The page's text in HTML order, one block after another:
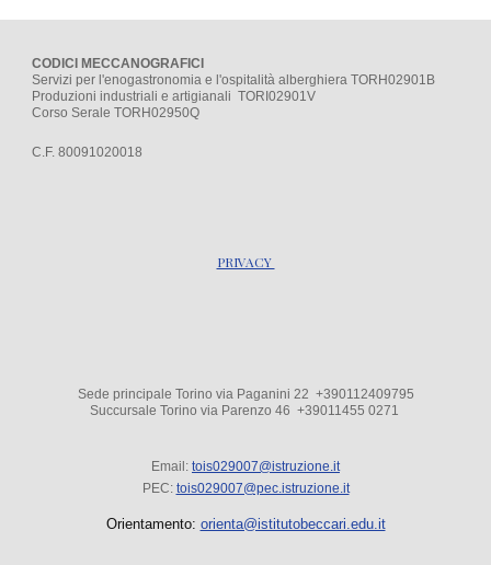
CODICI MECCANOGRAFICI
Servizi per l'enogastronomia e l'ospitalità alberghiera TORH02901B
Produzioni industriali e artigianali TORI02901V
Corso Serale TORH02950Q
C.F. 80091020018
PRIVACY
Sede principale Torino via Paganini 22 +390112409795
Succursale Torino via Parenzo 46 +39011455 0271
Email: tois029007@istruzione.it
PEC: tois029007@pec.istruzione.it
Orientamento: orienta@istitutobeccari.edu.it